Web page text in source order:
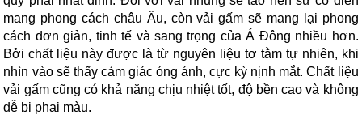
mang phong cách châu Âu, còn vải gấm sẽ mang lại phong
cách đơn giản, tinh tế và sang trọng của Á Đông nhiều hơn.
Bởi chất liệu này được là từ nguyên liệu tơ tằm tự nhiên, khi
nhìn vào sẽ thấy cảm giác óng ánh, cực kỳ nịnh mắt. Chất liệu
vải gấm cũng có khả năng chịu nhiệt tốt, độ bền cao và không
dễ bị phai màu.